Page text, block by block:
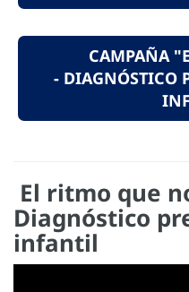
CAMPAÑA
- DIAGNÓSTICO
El ritmo que
Diagnóstico
infantil